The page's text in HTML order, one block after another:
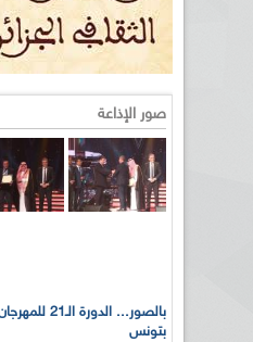
صور الإذاعة
بالصور...
بتونس